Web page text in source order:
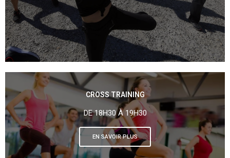
CROSS TRAINING
DE 18H30 À 19H30
EN SAVOIR PLUS